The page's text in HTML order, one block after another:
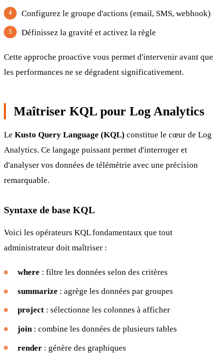
Configurez le groupe d'actions (email, SMS, webhook)
Définissez la gravité et activez la règle
Cette approche proactive vous permet d'intervenir avant que
les performances ne se dégradent significativement.
Maîtriser KQL pour Log Analytics
Le Kusto Query Language (KQL) constitue le cœur de Log
Analytics. Ce langage puissant permet d'interroger et
d'analyser vos données de télémétrie avec une précision
remarquable.
Syntaxe de base KQL
Voici les opérateurs KQL fondamentaux que tout
administrateur doit maîtriser :
where : filtre les données selon des critères
summarize : agrège les données par groupes
project : sélectionne les colonnes à afficher
join: combine les données de plusieurs tables
render : génère des graphiques